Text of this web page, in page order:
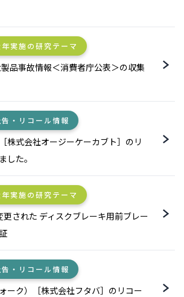
実施の研究テーマ
品事故情報＜消費者庁公表＞の収集
告・リコール情報
株式会社オージーケーカブト］のリ
した。
実施の研究テーマ
された ディスクブレーキ用前ブレー
告・リコール情報
ーク）［株式会社フタバ］のリコー